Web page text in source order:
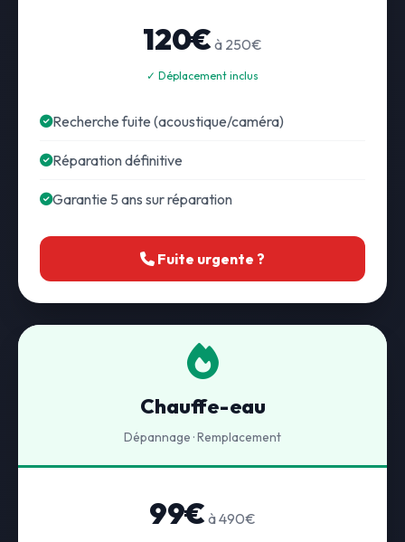
120€ à 250€
✓ Déplacement inclus
Recherche fuite (acoustique/caméra)
Réparation définitive
Garantie 5 ans sur réparation
Fuite urgente ?
Chauffe-eau
Dépannage · Remplacement
99€ à 490€